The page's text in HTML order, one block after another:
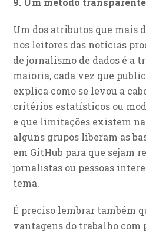
Um dos atributos que mais
nos leitores das notícias
de jornalismo de dados é a
maioria, cada vez que
explica como se levou a
critérios estatísticos ou
e que limitações existem
alguns grupos liberam as
em GitHub para que sejam
jornalistas ou pessoas
tema.
É preciso lembrar também
vantagens do trabalho com